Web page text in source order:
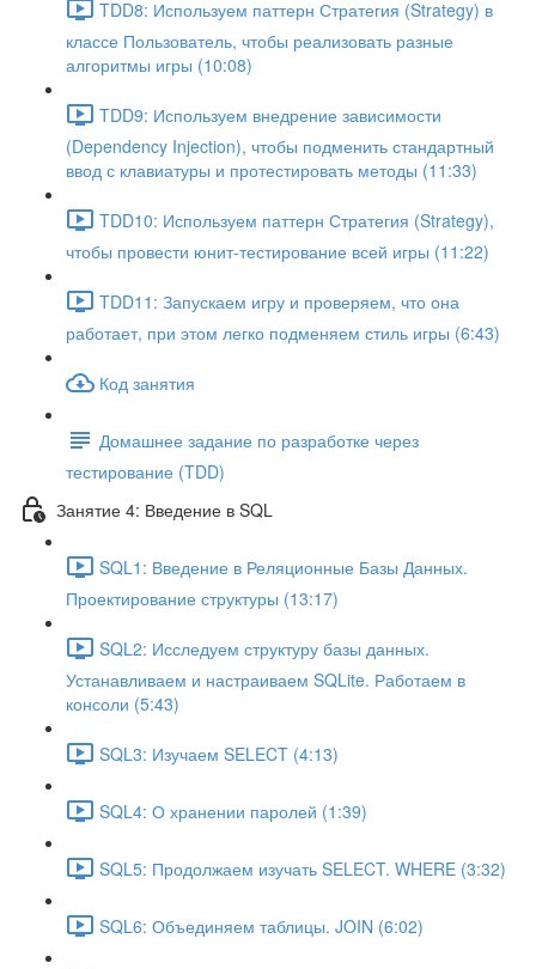
TDD8: Используем паттерн Стратегия (Strategy) в
классе Пользователь, чтобы реализовать разные
алгоритмы игры (10:08)
TDD9: Используем внедрение зависимости
(Dependency Injection), чтобы подменить стандартный
ввод с клавиатуры и протестировать методы (11:33)
TDD10: Используем паттерн Стратегия (Strategy),
чтобы провести юнит-тестирование всей игры (11:22)
TDD11: Запускаем игру и проверяем, что она
работает, при этом легко подменяем стиль игры (6:43)
Код занятия
Домашнее задание по разработке через
тестирование (TDD)
Занятие 4: Введение в SQL
SQL1: Введение в Реляционные Базы Данных.
Проектирование структуры (13:17)
SQL2: Исследуем структуру базы данных.
Устанавливаем и настраиваем SQLite. Работаем в
консоли (5:43)
SQL3: Изучаем SELECT (4:13)
SQL4: О хранении паролей (1:39)
SQL5: Продолжаем изучать SELECT. WHERE (3:32)
SQL6: Объединяем таблицы. JOIN (6:02)